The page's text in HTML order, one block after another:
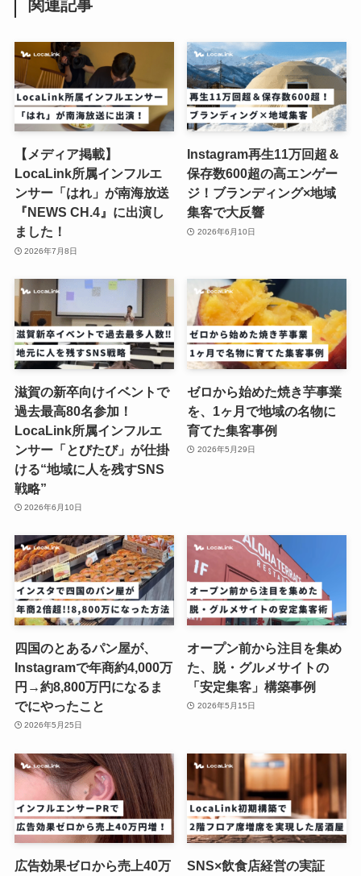
関連記事
【メディア掲載】
LocaLink所属インフルエ
ンサー「はれ」が南海放送
『NEWS CH.4』に出演し
ました！
2026年7月8日
Instagram再生11万回超＆
保存数600超の高エンゲー
ジ！ブランディング×地域
集客で大反響
2026年6月10日
滋賀の新卒向けイベントで
過去最高80名参加！
LocaLink所属インフルエ
ンサー「とびたび」が仕掛
ける“地域に人を残すSNS
戦略”
2026年6月10日
ゼロから始めた焼き芋事業
を、1ヶ月で地域の名物に
育てた集客事例
2026年5月29日
四国のとあるパン屋が、
Instagramで年商約4,000万
円→約8,800万円になるま
でにやったこと
2026年5月25日
オープン前から注目を集め
た、脱・グルメサイトの
「安定集客」構築事例
2026年5月15日
広告効果ゼロから売上40万
SNS×飲食店経営の実証